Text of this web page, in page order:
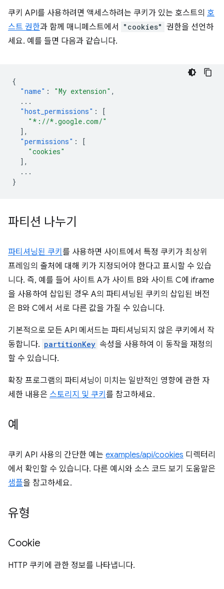
쿠키 API를 사용하려면 액세스하려는 쿠키가 있는 호스트의 호
스트 권한과 함께 매니페스트에서 "cookies" 권한을 선언하
세요. 예를 들면 다음과 같습니다.
{
"name" : "My extension" ,
...
"host_permissions" :
[
"*://*.google.com/"
],
"permissions" :
[
"cookies"
],
...
}
파티션 나누기
파티셔닝된 쿠키 를 사용하면 사이트에서 특정 쿠키가 최상위
프레임의 출처에 대해 키가 지정되어야 한다고 표시할 수 있습
니다. 즉, 예를 들어 사이트 A가 사이트 B와 사이트 C에 iframe
을 사용하여 삽입된 경우 A의 파티셔닝된 쿠키의 삽입된 버전
은 B와 C에서 서로 다른 값을 가질 수 있습니다.
기본적으로 모든 API 메서드는 파티셔닝되지 않은 쿠키에서 작
동합니다. partitionKey 속성을 사용하여 이 동작을 재정의
할 수 있습니다.
확장 프로그램의 파티셔닝이 미치는 일반적인 영향에 관한 자
세한 내용은 스토리지 및 쿠키 를 참고하세요.
예
쿠키 API 사용의 간단한 예는 examples/api/cookies 디렉터리
에서 확인할 수 있습니다. 다른 예시와 소스 코드 보기 도움말은
샘플을 참고하세요.
유형
Cookie
HTTP 쿠키에 관한 정보를 나타냅니다.